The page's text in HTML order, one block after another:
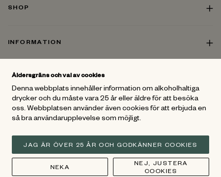
SHOP
INFORMATION
KONTAKT
på Facebook och Instagram
Åldersgräns och val av cookies
Denna webbplats innehåller information om alkoholhaltiga
drycker och du måste vara 25 år eller äldre för att besöka
oss. Webbplatsen använder även cookies för att erbjuda en
så bra användarupplevelse som möjligt.
JAG ÄR ÖVER 25 ÅR OCH GODKÄNNER COOKIES
NEKA
NEJ, JUSTERA
COOKIES